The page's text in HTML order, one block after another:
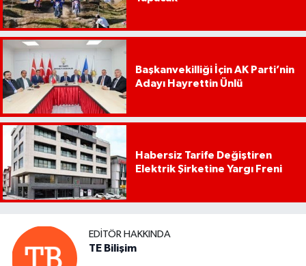
Başkanvekilliği İçin AK Parti’nin
Adayı Hayrettin Ünlü
Habersiz Tarife Değiştiren
Elektrik Şirketine Yargı Freni
EDITÖR HAKKINDA
TE Bilişim